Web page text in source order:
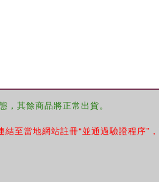
其餘商品將正常出貨。
當地網站註冊“並通過驗證程序”，